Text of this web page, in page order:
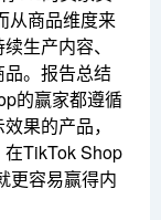
从商品维度来
生产内容、
。报告总结
的赢家都遵循
果的产品，
TikTok Shop
更容易赢得内